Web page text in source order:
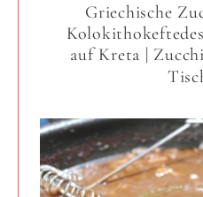
Griechische
auf Kreta |